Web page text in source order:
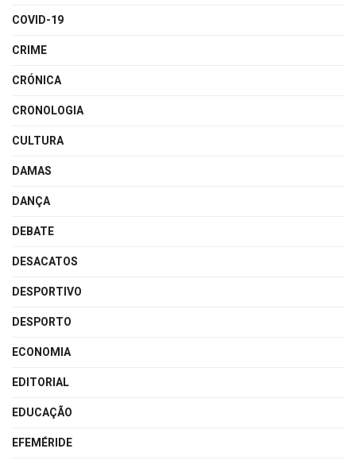
COVID-19
CRIME
CRÓNICA
CRONOLOGIA
CULTURA
DAMAS
DANÇA
DEBATE
DESACATOS
DESPORTIVO
DESPORTO
ECONOMIA
EDITORIAL
EDUCAÇÃO
EFEMÉRIDE